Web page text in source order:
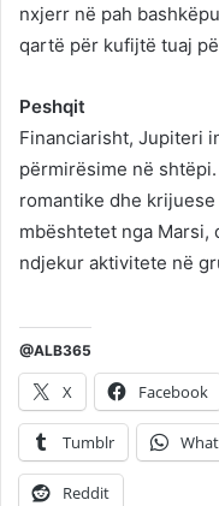
nxjerr në pah
qartë për kufijtë tuaj
Peshqit
Financiarisht, Jupiteri
përmirësime në
romantike dhe
mbështetet nga
ndjekur aktivitete në
@ALB365
X Facebook
Tumblr
Reddit